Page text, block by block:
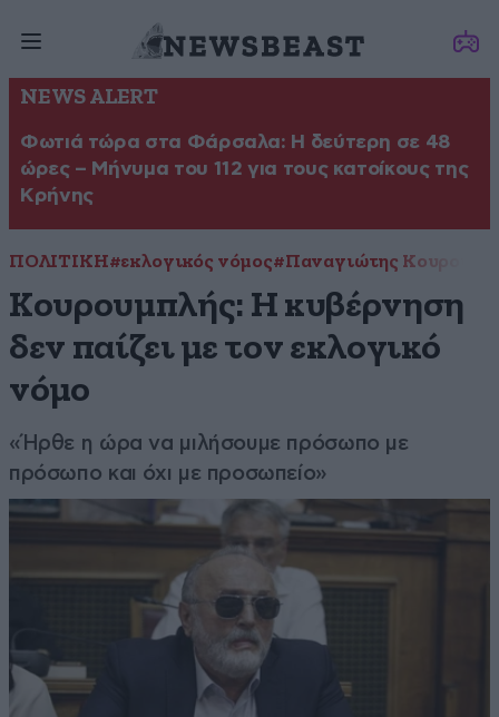
NEWS ALERT
Φωτιά τώρα στα Φάρσαλα: Η δεύτερη σε 48
ώρες – Μήνυμα του 112 για τους κατοίκους της
Κρήνης
ΠΟΛΙΤΙΚΗ#εκλογικός νόμος#Παναγιώτης
Κουρουμπλής: Η κυβέρνηση
δεν παίζει με τον εκλογικό
νόμο
«Ήρθε η ώρα να μιλήσουμε πρόσωπο με
πρόσωπο και όχι με προσωπείο»